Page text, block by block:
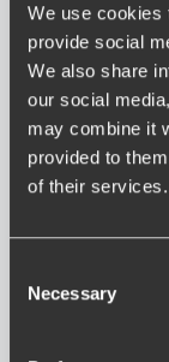
We use cookies
provide social
We also share
our social
may combine it
provided to
of their services.
Selection
Necessary
Seit über hundert
Bereich
Innovation,
Verkauf von